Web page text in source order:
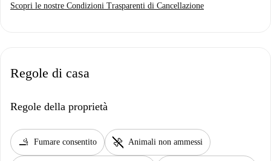
Scopri le nostre Condizioni Trasparenti di Cancellazione
Regole di casa
Regole della proprietà
smoking_rooms Fumare consentito pet_supplies Animali non ammessi